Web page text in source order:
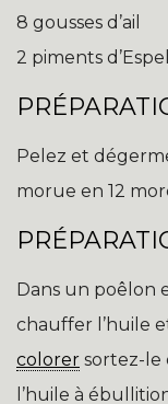
8 gousses d’ail
2 piments
Pelez et
morue en 12
Dans un poêlon
chauffer l’huile
colorer sortez-le
l’huile à